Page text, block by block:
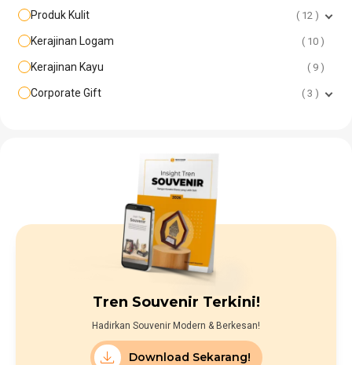
Produk Kulit 12
Kerajinan Logam 10
Kerajinan Kayu 9
Corporate Gift 3
Tren Souvenir Terkini!
Hadirkan Souvenir Modern & Berkesan!
Download Sekarang!